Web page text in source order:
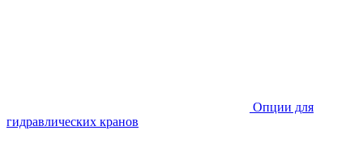
Опции для
гидравлических кранов